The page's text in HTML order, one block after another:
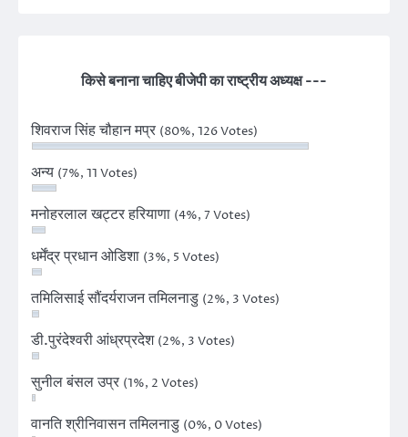
किसे बनाना चाहिए बीजेपी का राष्ट्रीय अध्यक्ष ---
शिवराज सिंह चौहान मप्र (80%, 126 Votes)
अन्य (7%, 11 Votes)
मनोहरलाल खट्टर हरियाणा (4%, 7 Votes)
धर्मेंद्र प्रधान ओडिशा (3%, 5 Votes)
तमिलिसाई सौंदर्यराजन तमिलनाडु (2%, 3 Votes)
डी.पुरंदेश्वरी आंध्रप्रदेश (2%, 3 Votes)
सुनील बंसल उप्र (1%, 2 Votes)
वानति श्रीनिवासन तमिलनाडु (0%, 0 Votes)